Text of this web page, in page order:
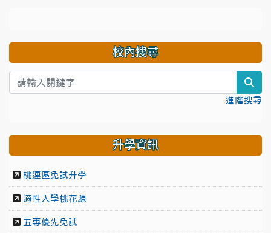
校內搜尋
進階搜尋
升學資訊
桃連區免試升學
適性入學桃花源
五專優先免試